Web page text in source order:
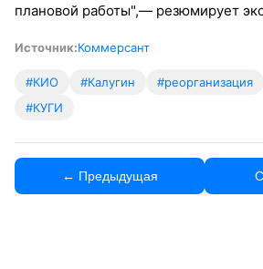
плановой работы",— резюмирует
Источник:Коммерсант
#КИО #Калугин #реорганизация
#КУГИ
← Предыдущая